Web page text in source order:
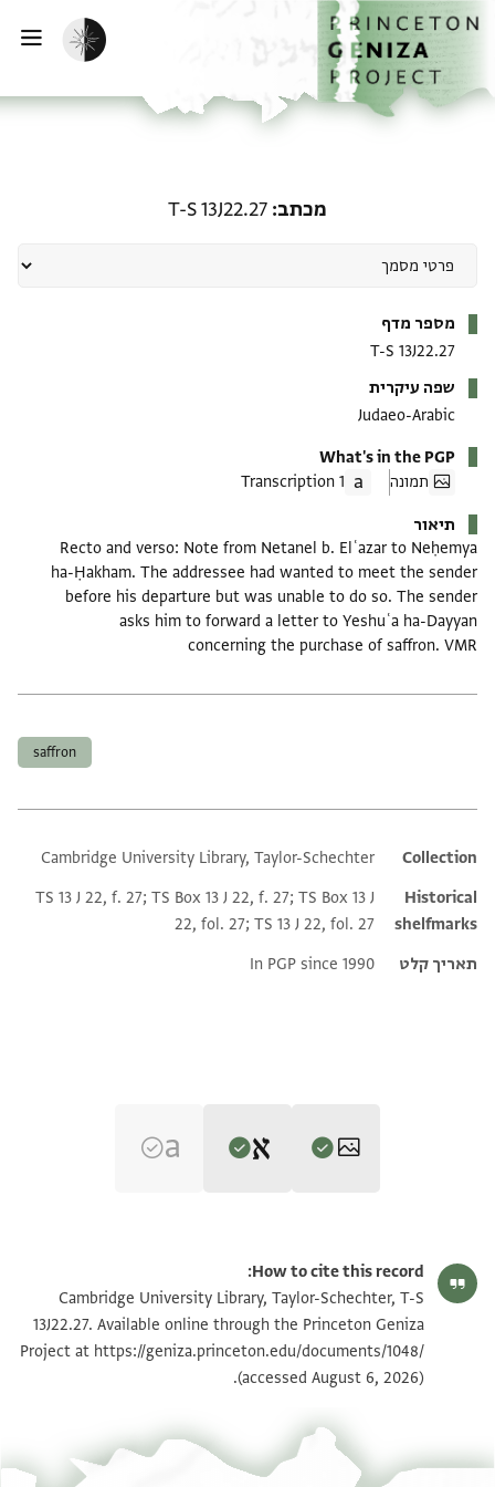
לתוכןהבית
הפעלת מצב כהה
מכתב T-S 13J22.27
מספר מדף
T-S 13J22.27
שפה עיקרית
Judaeo-Arabic
What's in the PGP
תמונה
1 Transcription
תיאור
Recto and verso: Note from Netanel b. Elʿazar to Neḥemya
ha-Ḥakham. The addressee had wanted to meet the sender
before his departure but was unable to do so. The sender
asks him to forward a letter to Yeshuʿa ha-Dayyan
concerning the purchase of saffron. VMR
saffron
Additional metadata
Collection
Cambridge University Library, Taylor-Schechter
Historical
shelfmarks
TS 13 J 22, f. 27; TS Box 13 J 22, f. 27; TS Box 13 J
22, fol. 27; TS 13 J 22, fol. 27
תאריך קלט
In PGP since 1990
S. D. Goitein's unpublished edition (1950–85).
אלממלוך
נתנאל בר
אלעזר נע'
בשמ רחמ'
נחמיה מדה אללה סעאדתה
ותקבל מן אלממלוך פי אלמולא
T-S 13J22.27 1v הגדל וסובב
הדרת מר ור נחמיה החכם
תנאי היתר שימוש בתצלום
How to cite this record:
Cambridge University Library, Taylor-Schechter, T-S
13J22.27. Available online through the Princeton Geniza
Project athttps://geniza.princeton.edu/documents/1048/
(accessed August 6, 2026).